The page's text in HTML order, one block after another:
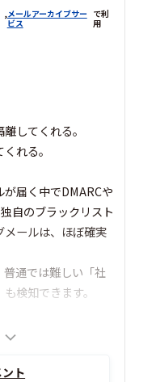
, メールアーカイブサー
ビス
で利
用
してくれる。
れる。
が届く中でDMARCや
自のブラックリスト
メールは、ほぼ確実
普通では難しい「社
検知できます。
ト